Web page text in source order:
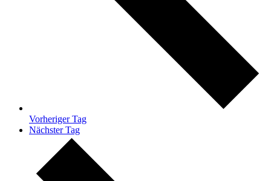
Vorheriger Tag
Nächster Tag